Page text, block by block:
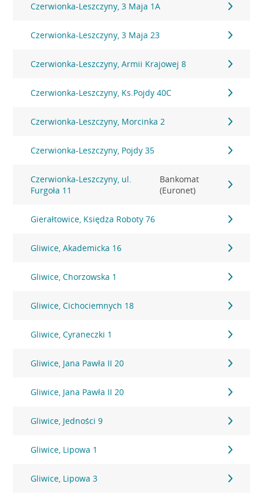
Czerwionka-Leszczyny, 3 Maja 1A
Czerwionka-Leszczyny, 3 Maja 23
Czerwionka-Leszczyny, Armii Krajowej 8
Czerwionka-Leszczyny, Ks.Pojdy 40C
Czerwionka-Leszczyny, Morcinka 2
Czerwionka-Leszczyny, Pojdy 35
Czerwionka-Leszczyny, ul.
Furgoła 11
Bankomat
(Euronet)
Gierałtowice, Księdza Roboty 76
Gliwice, Akademicka 16
Gliwice, Chorzowska 1
Gliwice, Cichociemnych 18
Gliwice, Cyraneczki 1
Gliwice, Jana Pawła II 20
Gliwice, Jana Pawła II 20
Gliwice, Jedności 9
Gliwice, Lipowa 1
Gliwice, Lipowa 3